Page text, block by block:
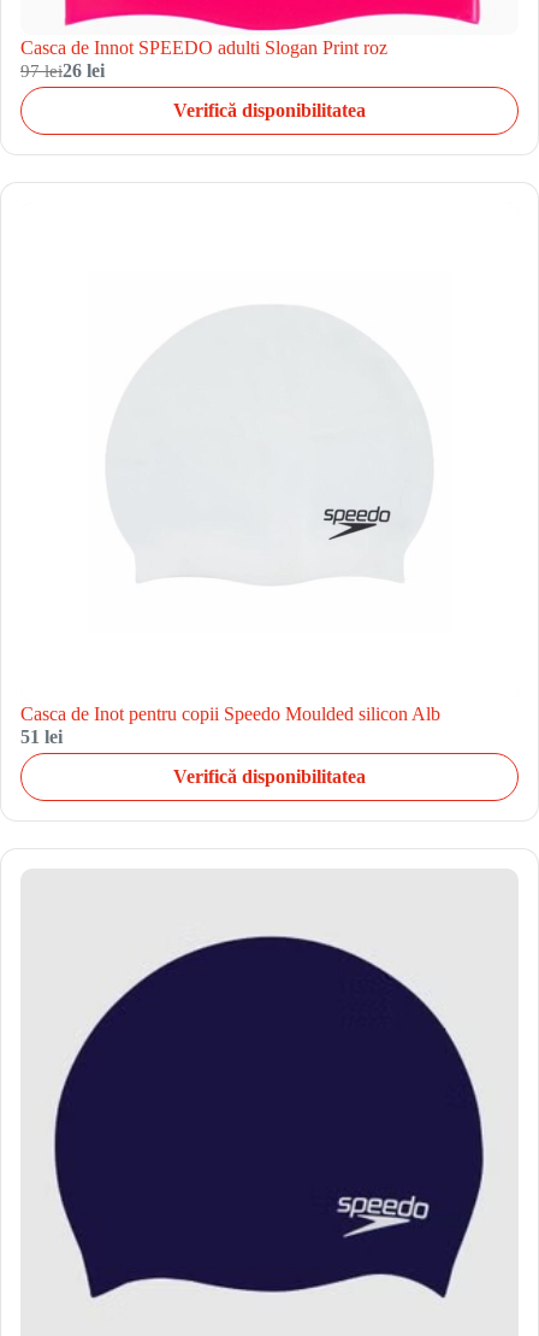
Casca de Innot SPEEDO adulti Slogan Print roz
97 lei26 lei
Verifică disponibilitatea
Casca de Inot pentru copii Speedo Moulded silicon Alb
51 lei
Verifică disponibilitatea